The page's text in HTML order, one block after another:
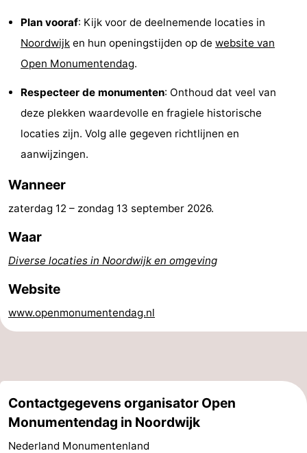
Fietsen
Wandelen
Golfbanen
Forum
Route
-
Nieuws
Medische
adressen
Regio
Plan vooraf: Kijk voor de deelnemende locaties in
Noordwijk en hun openingstijden op de website van
Open Monumentendag.
Respecteer de monumenten: Onthoud dat veel van
deze plekken waardevolle en fragiele historische
locaties zijn. Volg alle gegeven richtlijnen en
aanwijzingen.
Wanneer
zaterdag 12 – zondag 13 september 2026.
Waar
Diverse locaties in Noordwijk en omgeving
Website
www.openmonumentendag.nl
Contactgegevens organisator Open
Monumentendag in Noordwijk
Nederland Monumentenland